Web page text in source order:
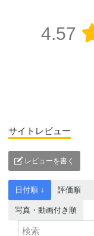
4.57
サイトレビュー
レビューを書く
日付順 ↓ 評価順
写真・動画付き順